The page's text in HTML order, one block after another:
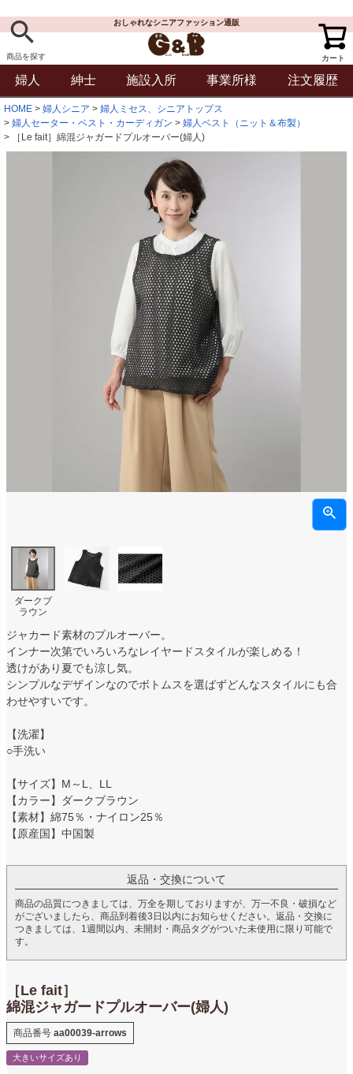
商品を探す
おしゃれなシニアファッション通販
カート
婦人 紳士 施設入所 事業所様 注文履歴
HOME 婦人シニア
婦人ミセス、シニアトップス
婦人セーター・ベスト・カーディガン
婦人ベスト（ニット＆布製）
［Le fait］綿混ジャガードプルオーバー(婦人)
ダークブ
ラウン
ジャカード素材のプルオーバー。
インナー次第でいろいろなレイヤードスタイルが楽しめる！
透けがあり夏でも涼し気。
シンプルなデザインなのでボトムスを選ばずどんなスタイルにも合
わせやすいです。
【洗濯】
○手洗い
【サイズ】M～L、LL
【カラー】ダークブラウン
【素材】綿75％・ナイロン25％
【原産国】中国製
返品・交換について
商品の品質につきましては、万全を期しておりますが、万一不良・破損など
がございましたら、商品到着後3日以内にお知らせください。返品・交換に
つきましては、1週間以内、未開封・商品タグがついた未使用に限り可能で
す。
［Le fait］
綿混ジャガードプルオーバー(婦人)
商品番号 aa00039-arrows
大きいサイズあり